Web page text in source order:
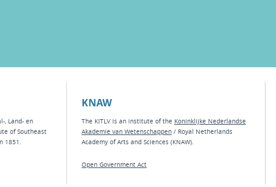
, Land- en
of Southeast
1851.
KNAW
The KITLV is an institute of the Koninklijke Nederlandse
Akademie van Wetenschappen / Royal Netherlands
Academy of Arts and Sciences (KNAW).
Open Government Act